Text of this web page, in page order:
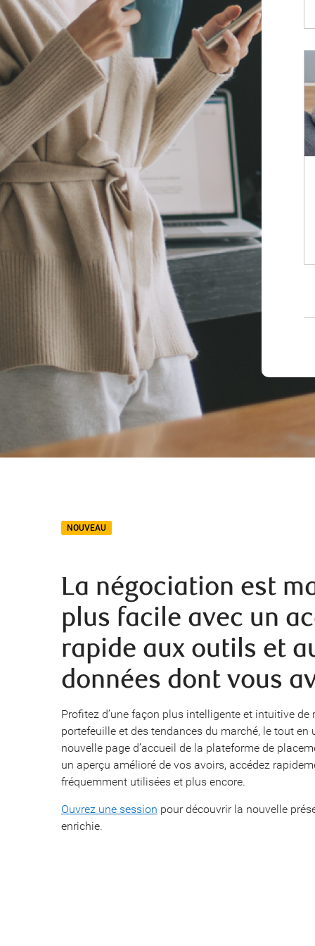
NOUVEAU
La négociation est
plus facile avec un
rapide aux outils et
données dont vous
Profitez d’une façon plus intelligente et intuitive de
portefeuille et des tendances du marché, le tout en
nouvelle page d’accueil de la plateforme de
un aperçu amélioré de vos avoirs, accédez
fréquemment utilisées et plus encore.
Ouvrez une session pour découvrir la nouvelle
enrichie.